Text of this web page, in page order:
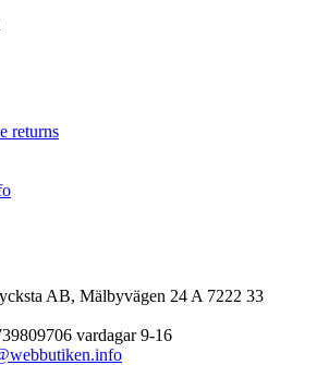
returns
AB, Mälbyvägen 24 A 7222 33
vardagar 9-16